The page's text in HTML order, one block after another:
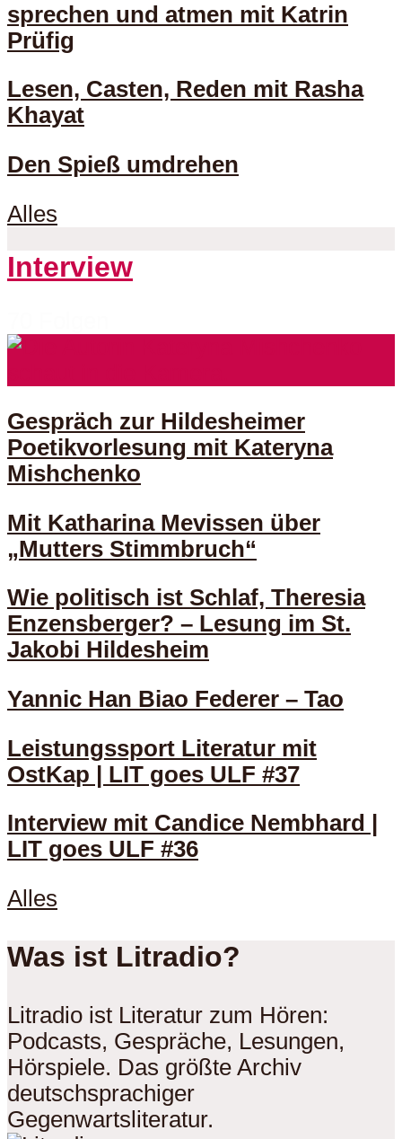
sprechen und atmen mit Katrin
Prüfig
Lesen, Casten, Reden mit Rasha
Khayat
Den Spieß umdrehen
Alles
Interview
Gespräch zur Hildesheimer
Poetikvorlesung mit Kateryna
Mishchenko
Mit Katharina Mevissen über
„Mutters Stimmbruch“
Wie politisch ist Schlaf, Theresia
Enzensberger? – Lesung im St.
Jakobi Hildesheim
Yannic Han Biao Federer – Tao
Leistungssport Literatur mit
OstKap | LIT goes ULF #37
Interview mit Candice Nembhard |
LIT goes ULF #36
Alles
Was ist Litradio?
Litradio ist Literatur zum Hören:
Podcasts, Gespräche, Lesungen,
Hörspiele. Das größte Archiv
deutschsprachiger
Gegenwartsliteratur.